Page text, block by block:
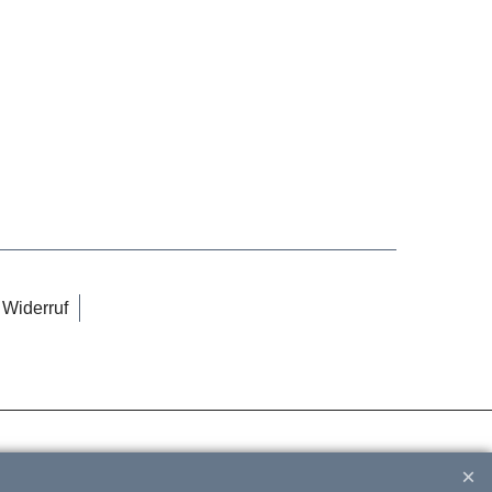
Widerruf